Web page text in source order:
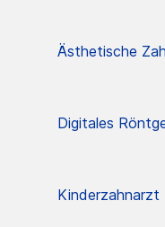
Ästhetische
Digitales
Kinderzahnarzt